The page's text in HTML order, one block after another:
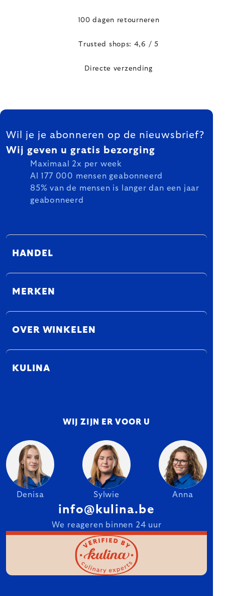
100 dagen retourneren
Trusted shops: 4,6 / 5
Directe verzending
FOOTER
Wil je je abonneren op de nieuwsbrief?
Wij geven u gratis bezorging
Maximaal 2x per week
Al 177 000 mensen geabonneerd
85% van de mensen is langer dan een jaar
geabonneerd
HANDEL
MERKEN
OVER WINKELEN
KULINA
WIJ ZIJN ER VOOR U
Denisa Sylwie Anna
info@kulina.be
We reageren binnen 24 uur